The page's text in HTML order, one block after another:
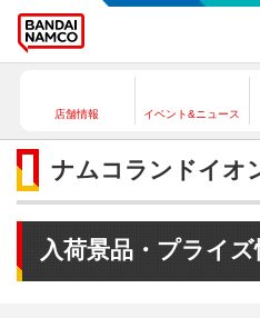
店舗情報 イベント&ニュース
ナムコランドイオ
入荷景品・プライズ